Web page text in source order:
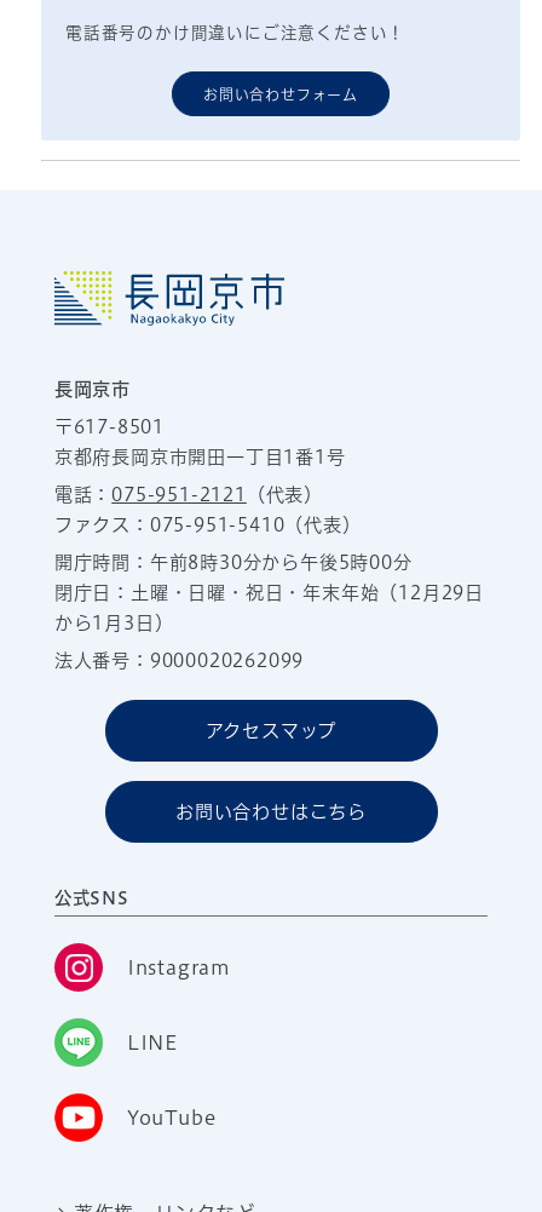
電話番号のかけ間違いにご注意ください！
お問い合わせフォーム
長岡京市
〒617-8501
京都府長岡京市開田一丁目1番1号
電話：075-951-2121
（代表）
ファクス：075-951-5410（代表）
開庁時間：午前8時30分から午後5時00分
閉庁日：土曜・日曜・祝日・年末年始（12月29日
から1月3日）
法人番号：9000020262099
アクセスマップ
お問い合わせはこちら
公式SNS
Instagram
LINE
YouTube